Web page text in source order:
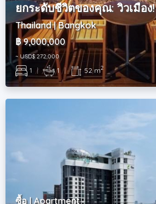
ยกระดับชีวิตของคุณ: วิวเมือง!
Thailand | Bangkok
฿ 9,000,000
~ USD$ 272,000
1 | 1 | 52 m2
ซื้อ | Apartment